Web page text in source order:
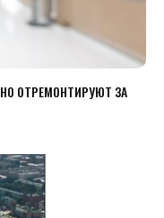
ОТРЕМОНТИРУЮТ ЗА